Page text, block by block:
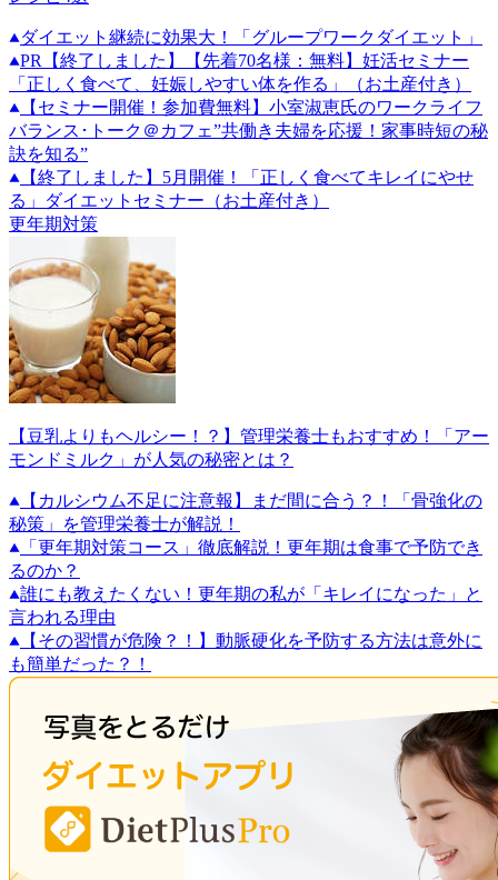
ダイエット継続に効果大！「グループワークダイエット」
PR
【終了しました】【先着70名様：無料】妊活セミナー
「正しく食べて、妊娠しやすい体を作る」（お土産付き）
【セミナー開催！参加費無料】小室淑恵氏のワークライフ
バランス･トーク＠カフェ”共働き夫婦を応援！家事時短の秘
訣を知る”
【終了しました】5月開催！「正しく食べてキレイにやせ
る」ダイエットセミナー（お土産付き）
更年期対策
【豆乳よりもヘルシー！？】管理栄養士もおすすめ！「アー
モンドミルク」が人気の秘密とは？
【カルシウム不足に注意報】まだ間に合う？！「骨強化の
秘策」を管理栄養士が解説！
「更年期対策コース」徹底解説！更年期は食事で予防でき
るのか？
誰にも教えたくない！更年期の私が「キレイになった」と
言われる理由
【その習慣が危険？！】動脈硬化を予防する方法は意外に
も簡単だった？！